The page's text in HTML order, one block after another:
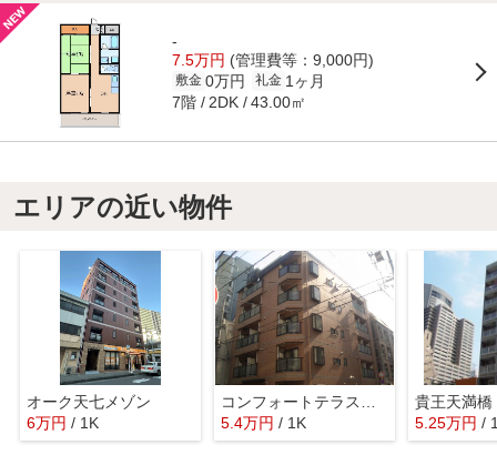
-
7.5万円 (管理費等：9,000円)
敷金 0万円 礼金 1ヶ月
7階 2DK 43.00㎡
エリアの近い物件
オーク天七メゾン
6万円 / 1K
5.4万円 / 1K
貴王天満橋
5.25万円 /